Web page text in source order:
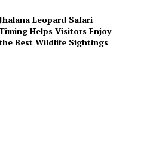
Jhalana Leopard Safari
Helps Visitors Enjoy
Best Wildlife Sightings